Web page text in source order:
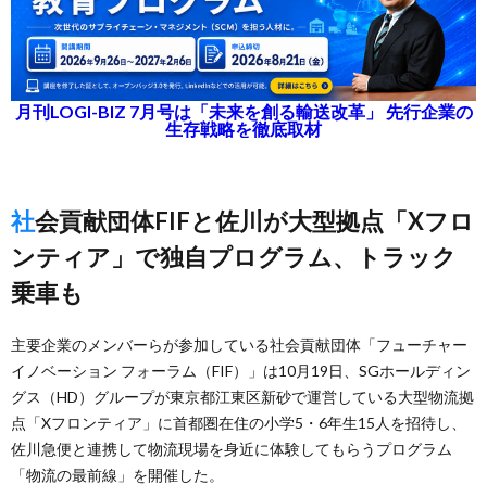
月刊LOGI-BIZ 7月号は「未来を創る輸送改革」 先行企業の
生存戦略を徹底取材
社会貢献団体FIFと佐川が大型拠点「Xフロ
ンティア」で独自プログラム、トラック
乗車も
主要企業のメンバーらが参加している社会貢献団体「フューチャー
イノベーション フォーラム（FIF）」は10月19日、SGホールディン
グス（HD）グループが東京都江東区新砂で運営している大型物流拠
点「Xフロンティア」に首都圏在住の小学5・6年生15人を招待し、
佐川急便と連携して物流現場を身近に体験してもらうプログラム
「物流の最前線」を開催した。